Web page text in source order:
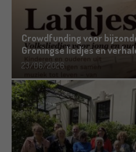
Crowdfunding voor
Groningse liedjes en
23/06/2026